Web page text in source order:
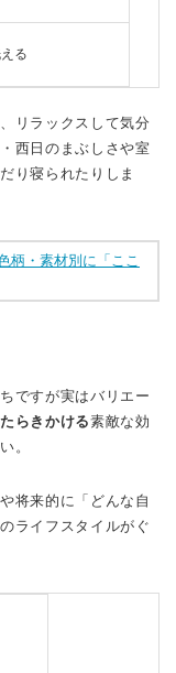
る
リラックスして気分
西日のまぶしさや室
り寝られたりしま
柄・素材別に「ここ
ですが実はバリエー
らきかける素敵な効
。
将来的に「どんな自
ライフスタイルがぐ